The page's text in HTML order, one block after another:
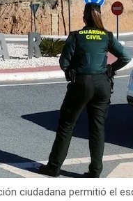
ciudadana permitió el